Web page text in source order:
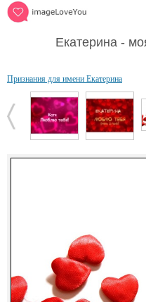
Екатерина -
Признания для имени Екатерина